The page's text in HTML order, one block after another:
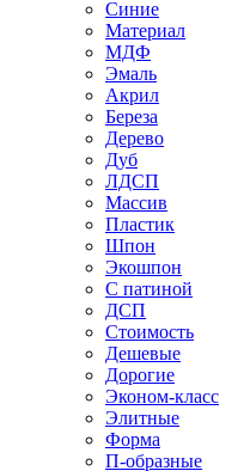
Синие
Материал
МДФ
Эмаль
Акрил
Береза
Дерево
Дуб
ЛДСП
Массив
Пластик
Шпон
Экошпон
С патиной
ДСП
Стоимость
Дешевые
Дорогие
Эконом-класс
Элитные
Форма
П-образные